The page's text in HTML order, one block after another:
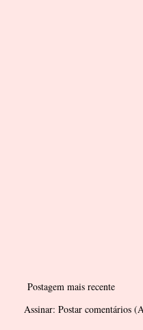
Postagem mais recente
Assinar: Postar comentários